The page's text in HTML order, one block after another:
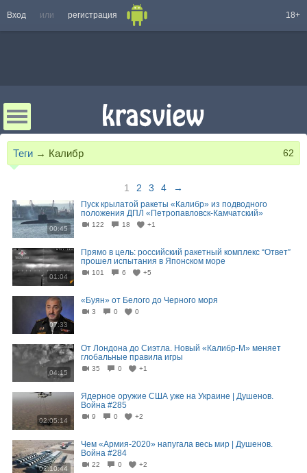
Вход или регистрация 18+
Теги → Калибр 62
1 2 3 4 →
00:45
Пуск крылатой ракеты «Калибр» из подводного
положения ДПЛ «Петропавловск-Камчатский»
122 18 +1
01:04
Прямо в цель: российский ракетный комплекс “Ответ”
прошел испытания в Японском море
101 6 +5
07:33
«Буян» от Белого до Черного моря
3 0 0
04:15
От Лондона до Сиэтла. Новый «Калибр-М» меняет
глобальные правила игры
35 0 +1
02:05:14
Ядерное оружие США уже на Украине | Душенов.
Война #285
9 0 +2
02:10:44
Чем «Армия-2020» напугала весь мир | Душенов.
Война #284
22 0 +2